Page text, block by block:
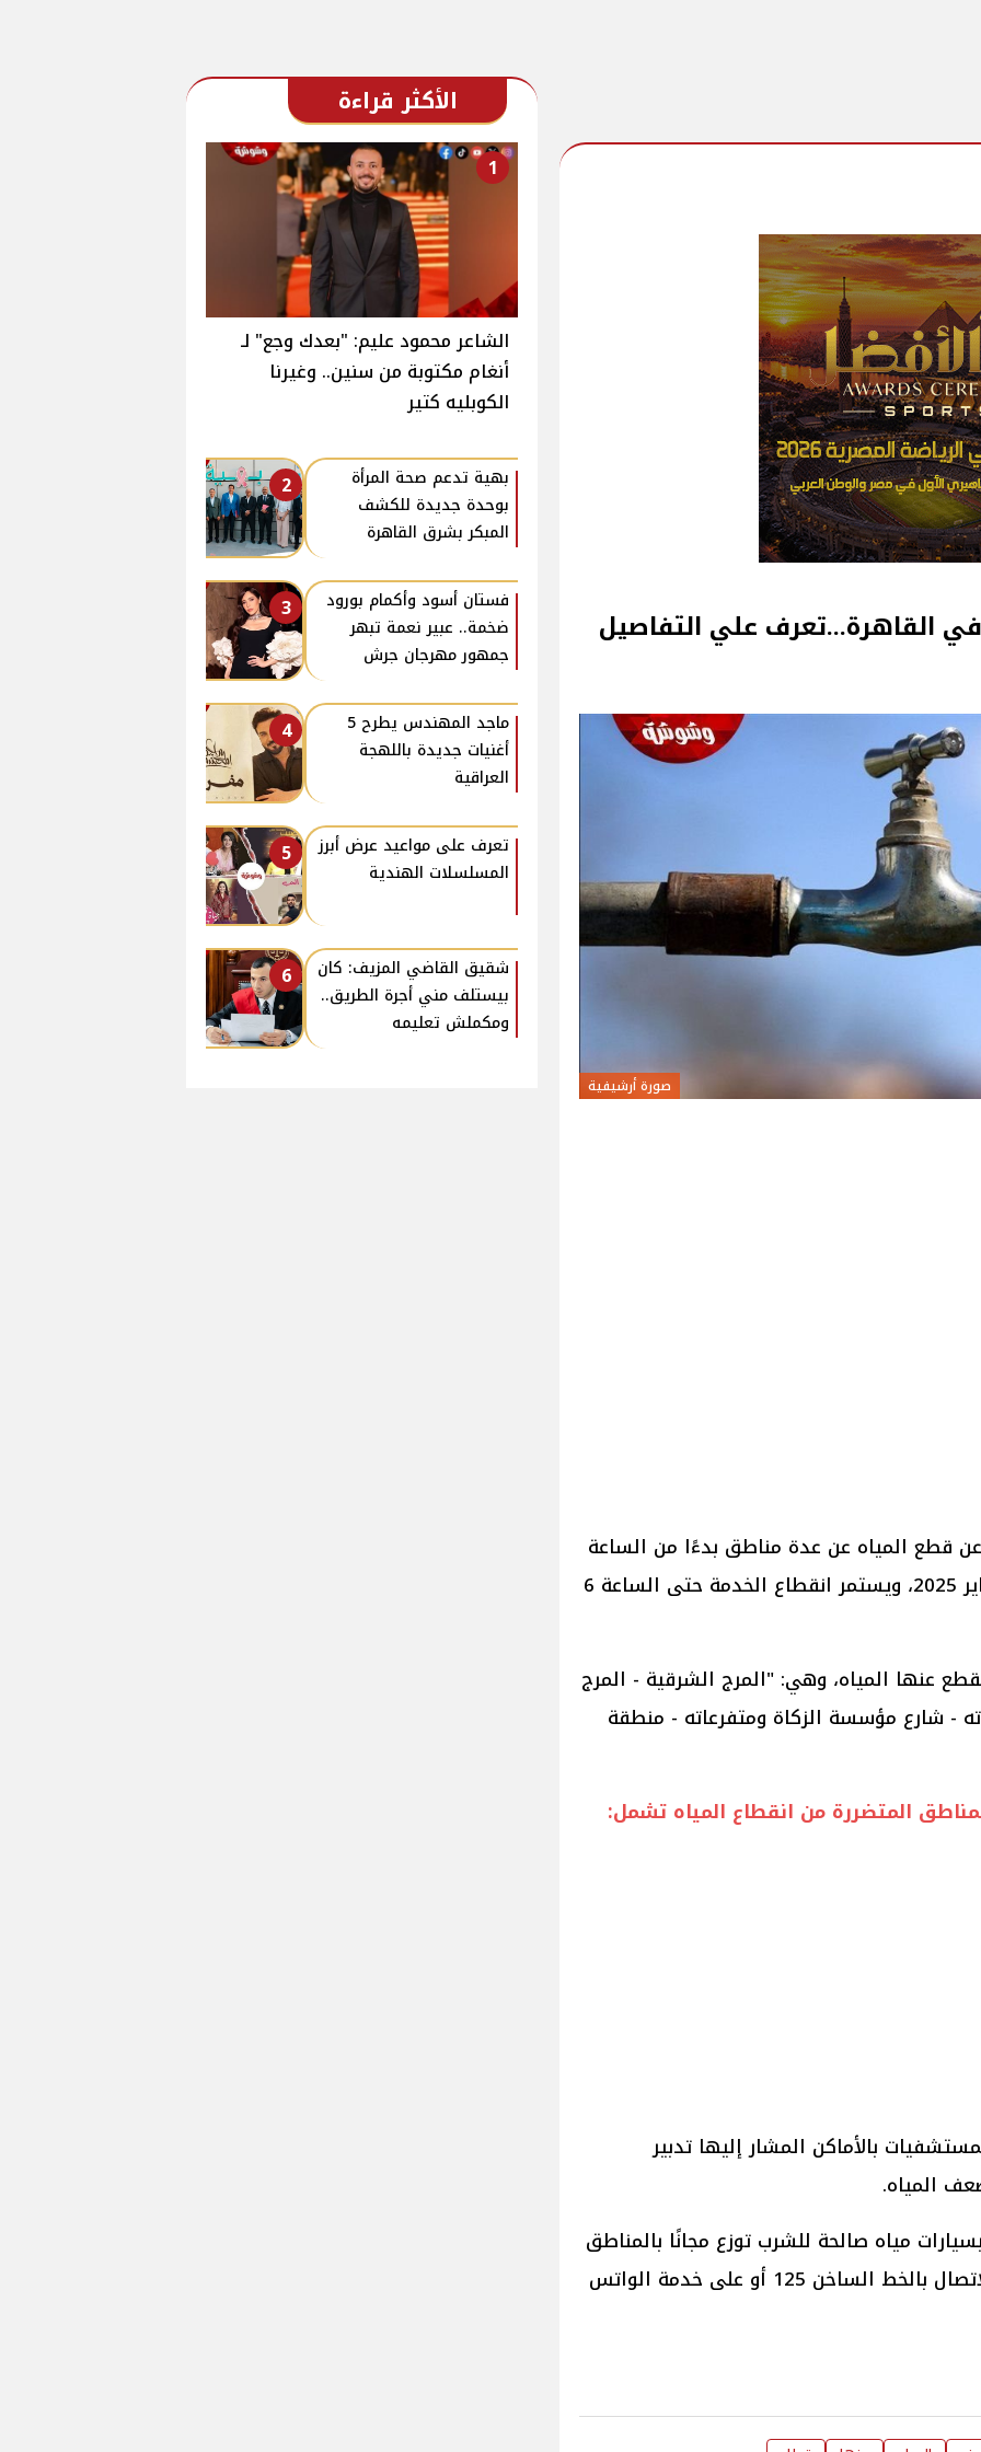
صورة أرشيفية
قطع المياه عن عدة مناطق بدءًا من الساعة
العاشرة مساء اليوم الجمعة 17 يناير 2025، ويستمر انقطاع الخدمة حتى الساعة 6
عنها المياه، وهي: "المرج الشرقية - المرج
- شارع مؤسسة الزكاة ومتفرعاته - منطقة
المتضررة من انقطاع المياه تشمل:
بالأماكن المشار إليها تدبير
المياه.
مياه صالحة للشرب توزع مجانًا بالمناطق
المتأثرة، وفى حالة طلبها يُرجى الاتصال بالخط الساخن 125 أو على خدمة الواتس
الأكثر قراءة
1
الشاعر محمود عليم: "بعدك وجع" لـ
أنغام مكتوبة من سنين.. وغيرنا
الكوبليه كتير
2
بهية تدعم صحة المرأة
بوحدة جديدة للكشف
المبكر بشرق القاهرة
3
فستان أسود وأكمام بورود
ضخمة.. عبير نعمة تبهر
جمهور مهرجان جرش
4
ماجد المهندس يطرح 5
أغنيات جديدة باللهجة
العراقية
5
تعرف على مواعيد عرض أبرز
المسلسلات الهندية
6
شقيق القاضي المزيف: كان
بيستلف مني أجرة الطريق..
ومكملش تعليمه